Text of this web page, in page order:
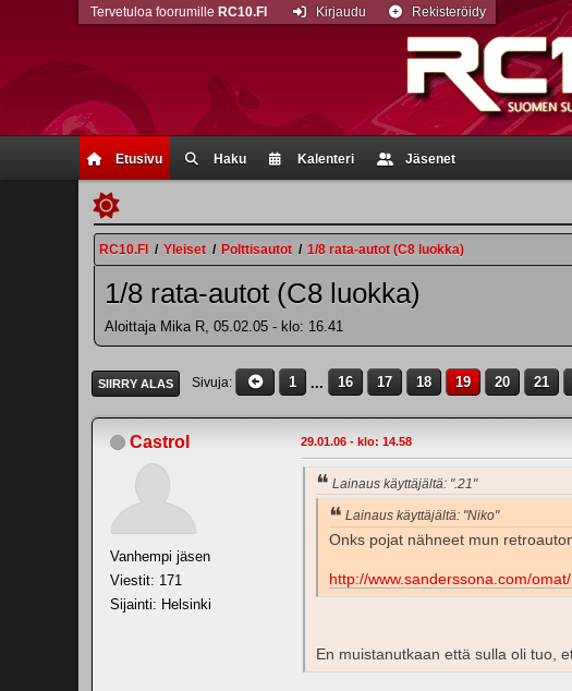
Etusivu Haku Kalenteri Jäsenet
Tervetuloa foorumille RC10.FI Kirjaudu Rekisteröidy
RC10.FI / Yleiset / Polttisautot / 1/8 rata-autot (C8 luokka)
1/8 rata-autot (C8 luokka)
Aloittaja Mika R, 05.02.05 - klo: 16.41
SIIRRY ALAS Sivuja 1 ... 16 17 18 19 20 21
Castrol
Vanhempi jäsen
Viestit: 171
Sijainti: Helsinki
29.01.06 - klo: 14.58
Lainaus käyttäjältä: ".21"
Lainaus käyttäjältä: "Niko"
Onks pojat nähneet mun
http://www.sanderssona.com/
En muistanutkaan että sulla oli tuo,